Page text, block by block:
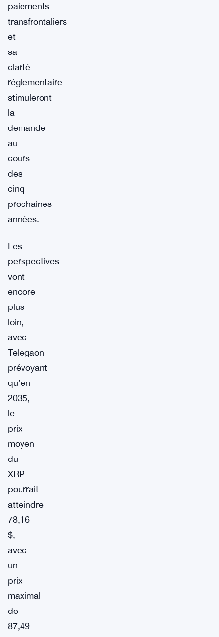
paiements
transfrontaliers
et
sa
clarté
réglementaire
stimuleront
la
demande
au
cours
des
cinq
prochaines
années.
Les
perspectives
vont
encore
plus
loin,
avec
Telegaon
prévoyant
qu’en
2035,
le
prix
moyen
du
XRP
pourrait
atteindre
78,16
$,
avec
un
prix
maximal
de
87,49